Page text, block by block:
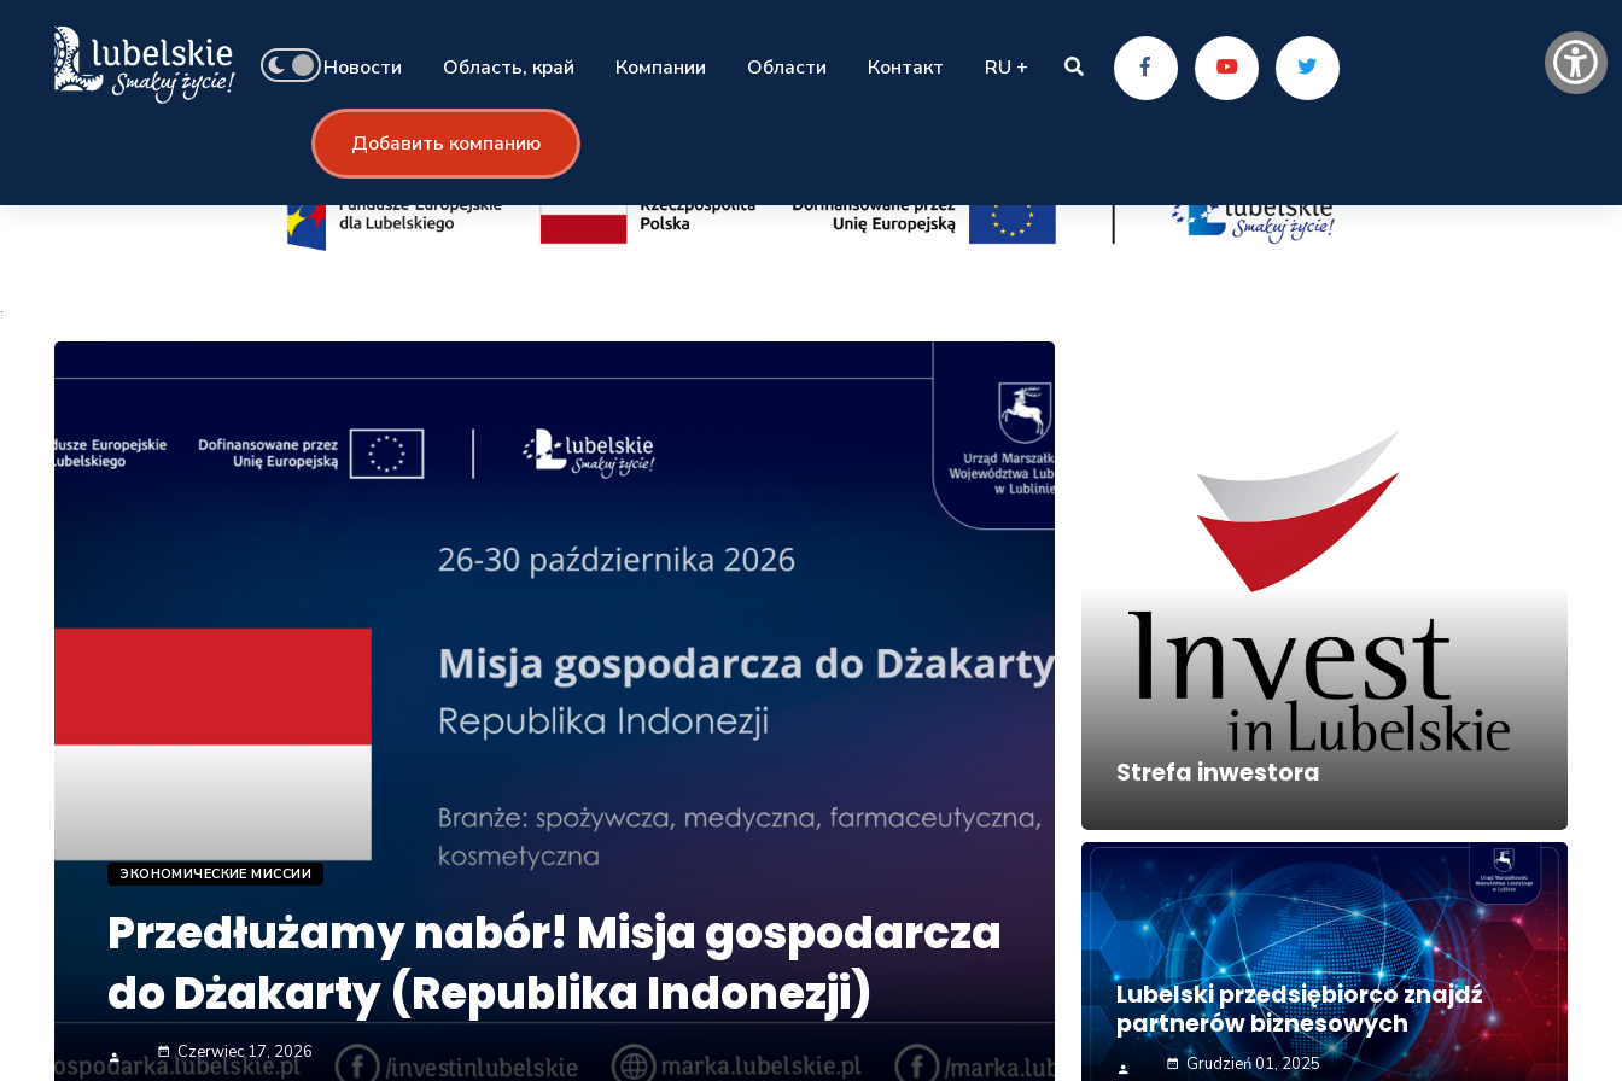
Новости Область, край Компании Области Контакт RU +
Добавить компанию
.
ЭКОНОМИЧЕСКИЕ МИССИИ
Przedłużamy nabór! Misja gospodarcza
do Dżakarty (Republika Indonezji)
person date_range Czerwiec 17, 2026
СОБЫТИЯ
Nabór dla lubelskich
date_range Czerwiec 26, 2026
Strefa inwestora
Lubelski przedsiębiorco znajdź
partnerów biznesowych
person date_range Grudzień 01, 2025